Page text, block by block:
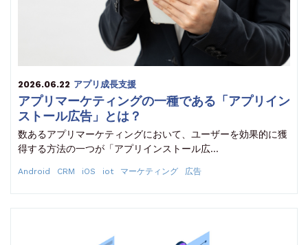
2026.06.22 アプリ成長支援
アプリマーケティングの一種である「アプリイン
ストール広告」とは？
数あるアプリマーケティングにおいて、ユーザーを効果的に獲
得する方法の一つが「アプリインストール広…
Android CRM iOS iot マーケティング 広告